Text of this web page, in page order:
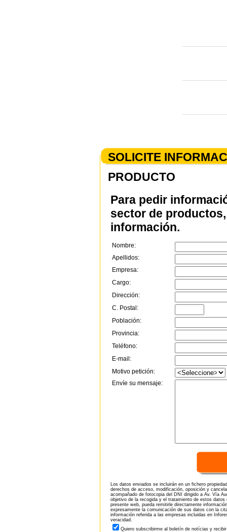
SOLICITE
PRODUCTO
Para pedir
sector de
información.
Nombre:
Apellidos:
Empresa:
Cargo:
Dirección:
C. Postal:
Población:
Provincia:
Teléfono:
E-mail:
Motivo petición:
Envíe su mensaje:
Los datos enviados se incluirán en un fichero
derechos de acceso, modificación, oposición y
acompañado de fotocopia del DNI dirigido a Av. Vía
objetivo de la recogida y el tratamiento de estos
presente web, pueda remitirle directamente
expresamente la comunicación de sus datos con la
información referida a las empresas incluidas en
veracidad.
Quiero subscribirme al boletín de notícias y